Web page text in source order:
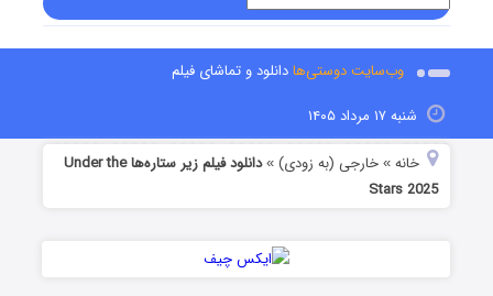
وب‌سایت دوستی‌هادانلود و تماشای فیلم
شنبه ۱۷ مرداد ۱۴۰۵
خانه »خارجی (به زودی) »
دانلود فیلم زیر ستاره‌ها Under the
Stars 2025